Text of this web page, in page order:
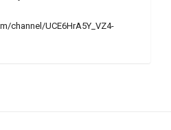
channel/UCE6HrA5Y_VZ4-